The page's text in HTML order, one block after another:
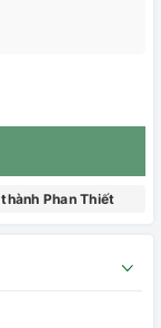
thành Phan Thiết